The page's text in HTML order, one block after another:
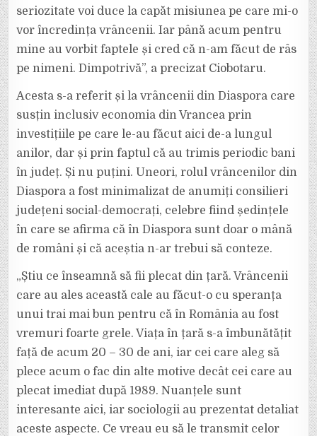
seriozitate voi duce la capăt misiunea pe care mi-o
vor încredința vrâncenii. Iar până acum pentru
mine au vorbit faptele și cred că n-am făcut de râs
pe nimeni. Dimpotrivă”, a precizat Ciobotaru.
Acesta s-a referit și la vrâncenii din Diaspora care
susțin inclusiv economia din Vrancea prin
investițiile pe care le-au făcut aici de-a lungul
anilor, dar și prin faptul că au trimis periodic bani
în județ. Și nu puțini. Uneori, rolul vrâncenilor din
Diaspora a fost minimalizat de anumiți consilieri
județeni social-democrați, celebre fiind ședințele
în care se afirma că în Diaspora sunt doar o mână
de români și că aceștia n-ar trebui să conteze.
„Știu ce înseamnă să fii plecat din țară. Vrâncenii
care au ales această cale au făcut-o cu speranța
unui trai mai bun pentru că în România au fost
vremuri foarte grele. Viața în țară s-a îmbunătățit
față de acum 20 – 30 de ani, iar cei care aleg să
plece acum o fac din alte motive decât cei care au
plecat imediat după 1989. Nuanțele sunt
interesante aici, iar sociologii au prezentat detaliat
aceste aspecte. Ce vreau eu să le transmit celor